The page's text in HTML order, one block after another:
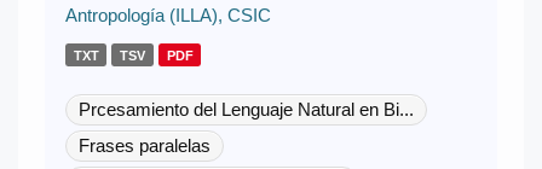
Antropología (ILLA), CSIC
TXT TSV PDF
Prcesamiento del Lenguaje Natural en Bi...
Frases paralelas